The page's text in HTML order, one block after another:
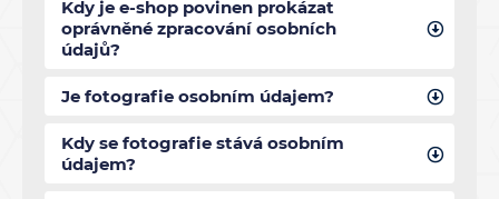
Kdy je e-shop povinen prokázat
oprávněné zpracování osobních
údajů?
Je fotografie osobním údajem?
Kdy se fotografie stává osobním
údajem?